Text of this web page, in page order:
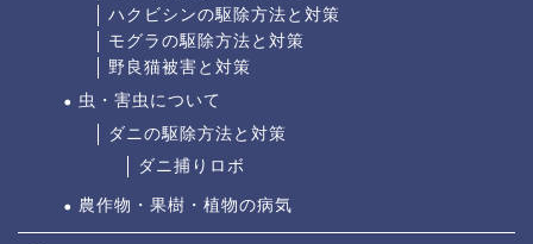
ハクビシンの駆除方法と対策
モグラの駆除方法と対策
野良猫被害と対策
虫・害虫について
ダニの駆除方法と対策
ダニ捕りロボ
農作物・果樹・植物の病気